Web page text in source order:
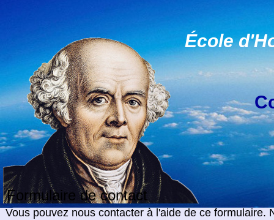
École
Formulaire de contact
Vous pouvez nous contacter à l'aide de ce